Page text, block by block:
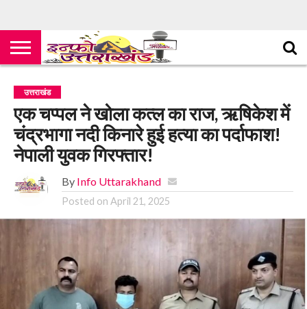
उत्तराखंड
एक चप्पल ने खोला कत्ल का राज, ऋषिकेश में
चंद्रभागा नदी किनारे हुई हत्या का पर्दाफाश!
नेपाली युवक गिरफ्तार!
By Info Uttarakhand
Posted on April 21, 2025